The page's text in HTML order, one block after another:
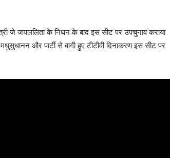
जे जयललिता के निधन के बाद इस सीट पर उपचुनाव कराया
और पार्टी से बागी हुए टीटीवी दिनाकरण इस सीट पर